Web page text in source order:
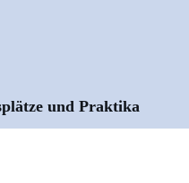
und Praktika